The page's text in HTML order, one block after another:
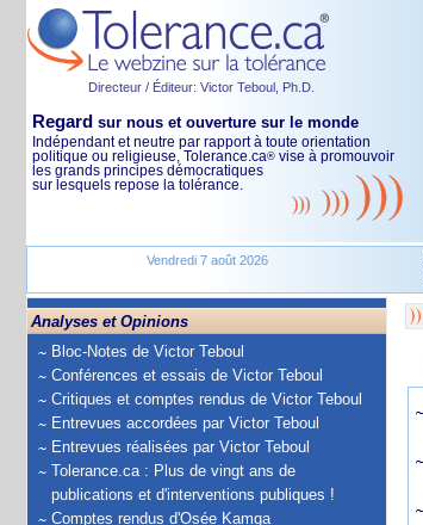
Directeur / Éditeur: Victor Teboul, Ph.D.
Regard sur nous et ouverture sur le monde
Indépendant et neutre par rapport à toute orientation
politique ou religieuse, Tolerance.ca® vise à promouvoir
les grands principes démocratiques
sur lesquels repose la tolérance.
Vendredi 7 août 2026
Analyses et Opinions
Bloc-Notes de Victor Teboul
Conférences et essais de Victor Teboul
Critiques et comptes rendus de Victor Teboul
Entrevues accordées par Victor Teboul
Entrevues réalisées par Victor Teboul
Tolerance.ca : Plus de vingt ans de
publications et d'interventions publiques !
Comptes rendus d'Osée Kamga